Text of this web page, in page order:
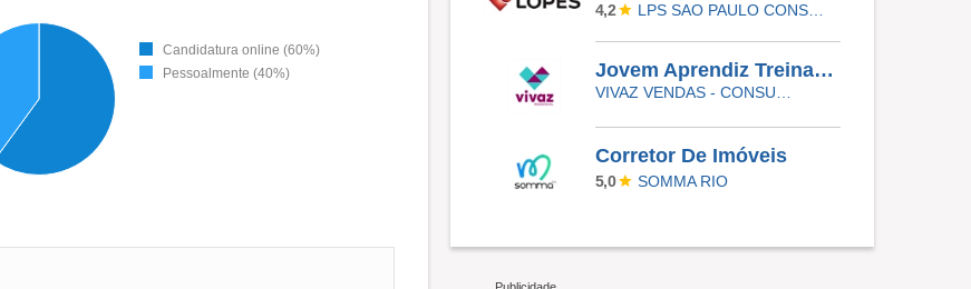
Candidatura online (60%)
Pessoalmente (40%)
4,2
Jovem Aprendiz Treinamento E Desenvolvimento
VIVAZ VENDAS - CONSULTORIA IMOBILIARIA LTDA
Corretor De Imóveis
5,0 SOMMA RIO